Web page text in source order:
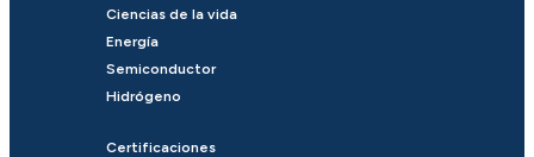
Ciencias de la vida
Energía
Semiconductor
Hidrógeno
Certificaciones